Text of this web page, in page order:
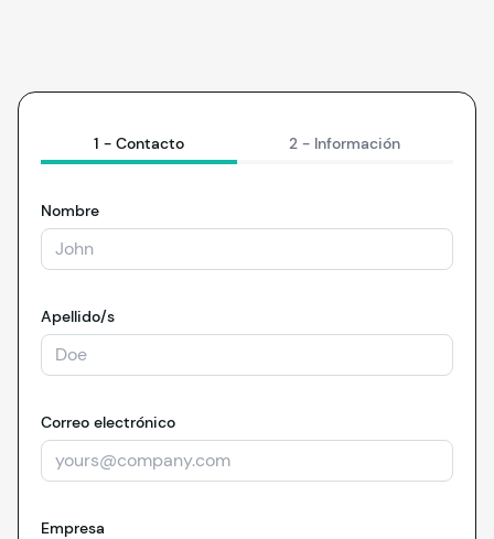
1 - Contacto 2 - Información
Nombre
Apellido/s
Correo electrónico
Empresa